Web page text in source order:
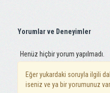
Yorumlar ve Deneyimler
Henüz hiçbir yorum yapılmadı.
Eğer yukardaki soruyla ilgili
iseniz ve ya bir yorumunuz